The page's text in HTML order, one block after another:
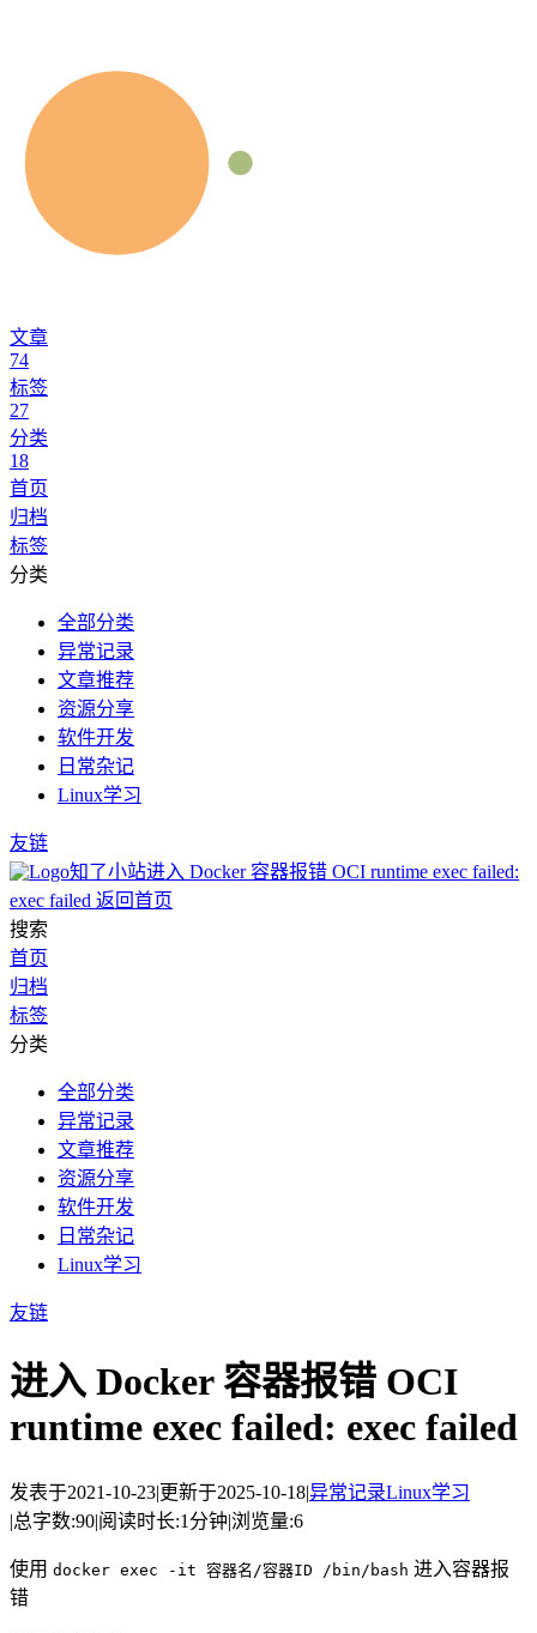
文章
74
标签
27
分类
18
首页
归档
标签
分类
全部分类
异常记录
文章推荐
资源分享
软件开发
日常杂记
Linux学习
友链
知了小站进入 Docker 容器报错 OCI runtime exec failed:
exec failed 返回首页
搜索
首页
归档
标签
分类
全部分类
异常记录
文章推荐
资源分享
软件开发
日常杂记
Linux学习
友链
进入 Docker 容器报错 OCI
runtime exec failed: exec failed
发表于2021-10-23|更新于2025-10-18|异常记录Linux学习
|总字数:90|阅读时长:1分钟|浏览量:6
使用 docker exec -it 容器名/容器ID /bin/bash 进入容器报
错